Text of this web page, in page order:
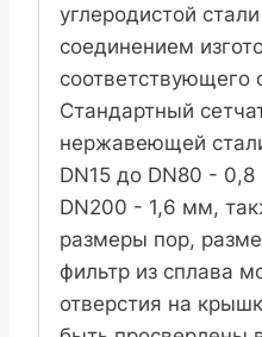
углеродистой
соединением
соответствующего
Стандартный
нержавеющей
DN15 до DN80 -
DN200 - 1,6 мм,
размеры пор,
фильтр из сплава
отверстия на